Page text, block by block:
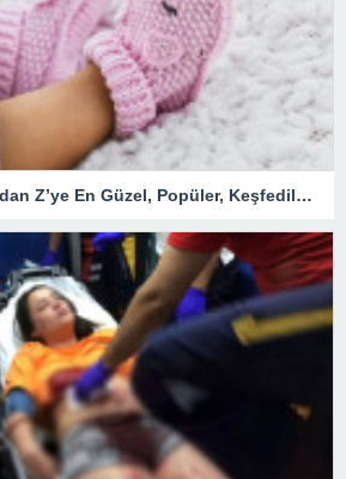
Kız İsimleri 2023 – A’dan Z’ye En Güzel, Popüler, Keşfedilmemiş, Nadir, Yeni, Değişik, Kozmik, Enteresan, Kız Çocuk İsimleri ve Anlamları